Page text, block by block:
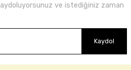
ve istediğiniz zaman
Kaydol